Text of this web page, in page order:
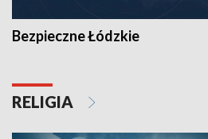
Bezpieczne Łódzkie
RELIGIA